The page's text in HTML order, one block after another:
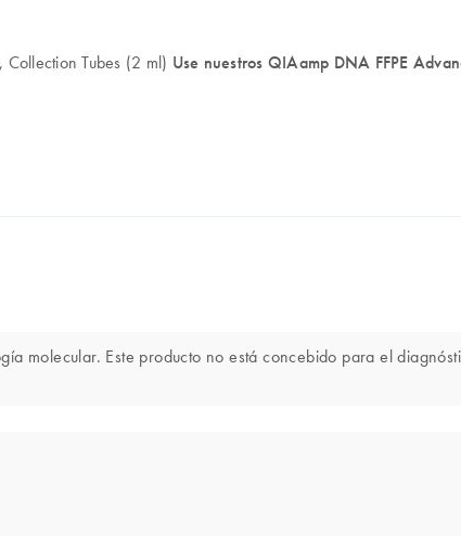
Tubes (2 ml) Use nuestros QIAamp DNA FFPE
molecular. Este producto no está concebido para el